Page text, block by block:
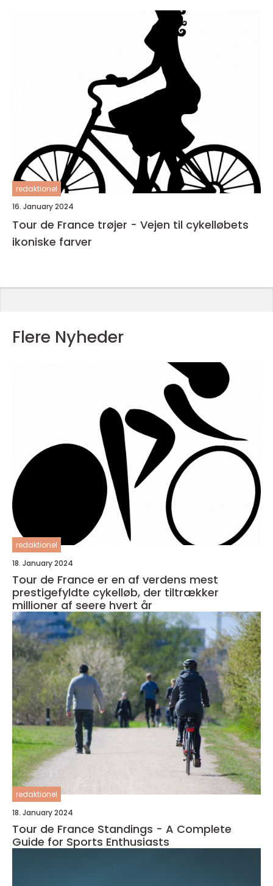
redaktionel
16. January 2024
Tour de France trøjer - Vejen til cykelløbets
ikoniske farver
Flere Nyheder
redaktionel
18. January 2024
Tour de France er en af verdens mest
prestigefyldte cykelløb, der tiltrækker
millioner af seere hvert år
redaktionel
18. January 2024
Tour de France Standings - A Complete
Guide for Sports Enthusiasts